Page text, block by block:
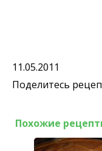
11.05.2011
Поделитесь
Похожие